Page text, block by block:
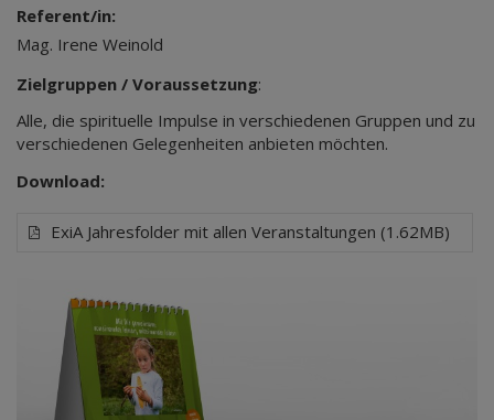
Referent/in:
Mag. Irene Weinold
Zielgruppen / Voraussetzung:
Alle, die spirituelle Impulse in verschiedenen Gruppen und zu
verschiedenen Gelegenheiten anbieten möchten.
Download:
ExiA Jahresfolder mit allen Veranstaltungen (1.62MB)